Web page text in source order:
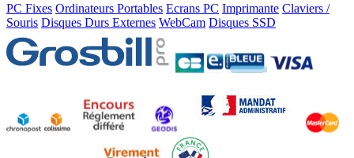
PC Fixes Ordinateurs Portables Ecrans PC Imprimante Claviers /
Souris Disques Durs Externes WebCam Disques SSD